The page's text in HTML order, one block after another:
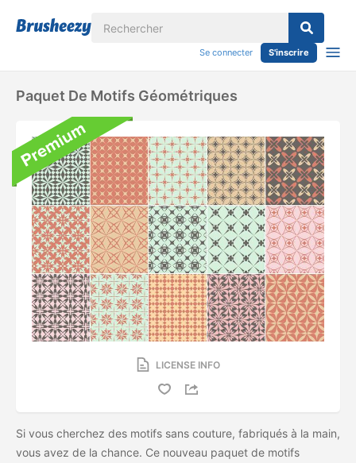
Se connecter S'inscrire
Paquet De Motifs Géométriques
LICENSE INFO
Si vous cherchez des motifs sans couture, fabriqués à la main,
vous avez de la chance. Ce nouveau paquet de motifs